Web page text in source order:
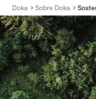
Doka Sobre Doka